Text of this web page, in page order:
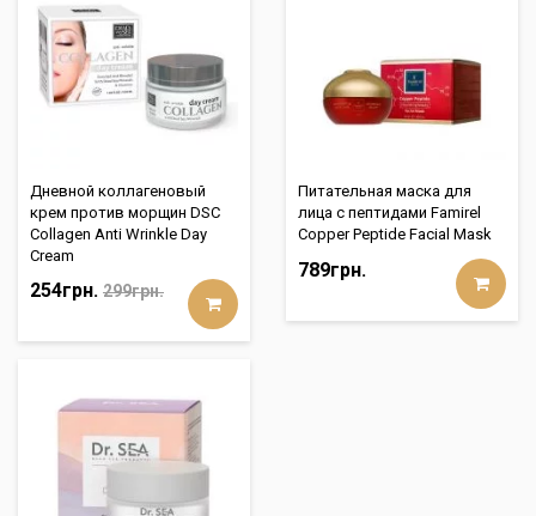
Дневной коллагеновый
крем против морщин DSC
Collagen Anti Wrinkle Day
Cream
254грн. 299грн.
Питательная маска для
лица с пептидами Famirel
Copper Peptide Facial Mask
789грн.